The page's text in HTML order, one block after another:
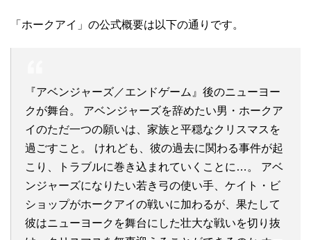
「ホークアイ」の公式概要は以下の通りです。
『アベンジャーズ／エンドゲーム』後のニューヨー
クが舞台。 アベンジャーズを辞めたい男・ホークア
イのただ一つの願いは、家族と平穏なクリスマスを
過ごすこと。 けれども、彼の過去に関わる事件が起
こり、トラブルに巻き込まれていくことに…。 アベ
ンジャーズになりたい若き弓の使い手、ケイト・ビ
ショップがホークアイの戦いに加わるが、果たして
彼はニューヨークを舞台にした壮大な戦いを切り抜